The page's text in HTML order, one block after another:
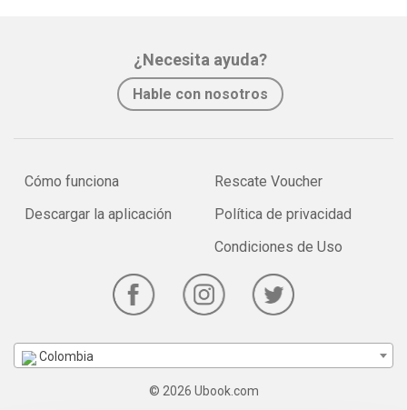
¿Necesita ayuda?
Hable con nosotros
Cómo funciona
Descargar la aplicación
Rescate Voucher
Política de privacidad
Condiciones de Uso
Colombia
© 2026 Ubook.com